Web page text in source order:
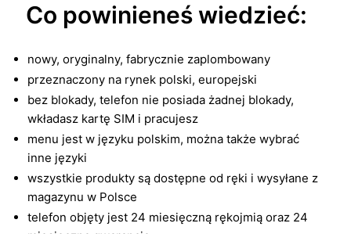
Co powinieneś wiedzieć:
nowy, oryginalny, fabrycznie zaplombowany
przeznaczony na rynek polski, europejski
bez blokady, telefon nie posiada żadnej blokady,
wkładasz kartę SIM i pracujesz
menu jest w języku polskim, można także wybrać
inne języki
wszystkie produkty są dostępne od ręki i wysyłane z
magazynu w Polsce
telefon objęty jest 24 miesięczną rękojmią oraz 24